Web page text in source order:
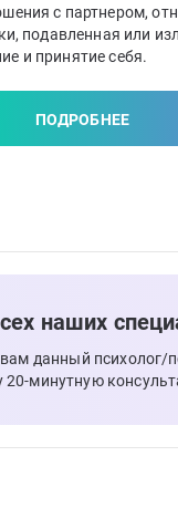
с партнером,
подавленная или
и принятие себя.
ПОДРОБНЕЕ
наших
данный
минутную